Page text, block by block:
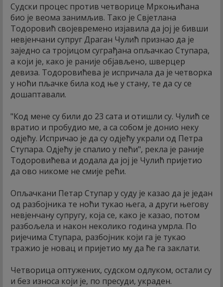
Судски процес против четворице Мркоњићана
био је веома занимљив. Тако је Свјетлана
Тодоровић својевремено изјавила да јој је бивши
невјенчани супруг Драган Чулић признао да је
заједно са тројицом суграђана опљачкао Ступара,
а који је, како је раније објављено, шверцер
девиза. Тодоровићева је испричала да је четворка
у ноћи пљачке била код ње у стану, те да су се
дошаптавали.
"Код мене су били до 23 сата и отишли су. Чулић се
вратио и пробудио ме, а са собом је донио неку
одјећу. Испричао је да су одјећу украли од Петра
Ступара. Одјећу је спалио у пећи", рекла је раније
Тодоровићева и додала да јој је Чулић пријетио
да ово никоме не смије рећи.
Опљачкани Петар Ступар у суду је казао да је један
од разбојника те ноћи тукао њега, а други његову
невјенчану супругу, која се, како је казао, потом
разбољела и након неколико година умрла. По
ријечима Ступара, разбојник који га је тукао
тражио је новац и пријетио му да ће га заклати.
Четворица оптужених, судском одлуком, остали су
и без износа који је, по пресуди, украден.